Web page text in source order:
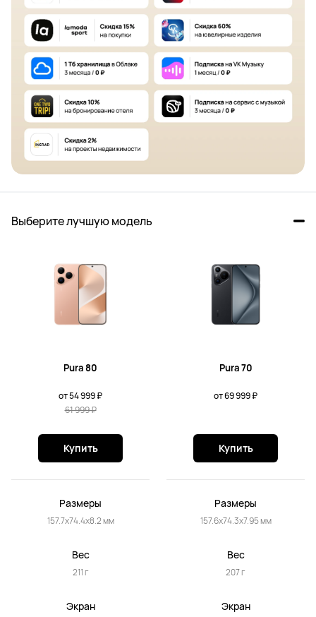
Выберите лучшую модель
Pura 80
от 54 999 ₽
61 999 ₽
Купить
Размеры
157.7x74.4x8.2 мм
Вес
211 г
Экран
Pura 70
от 69 999 ₽
Купить
Размеры
157.6x74.3x7.95 мм
Вес
207 г
Экран